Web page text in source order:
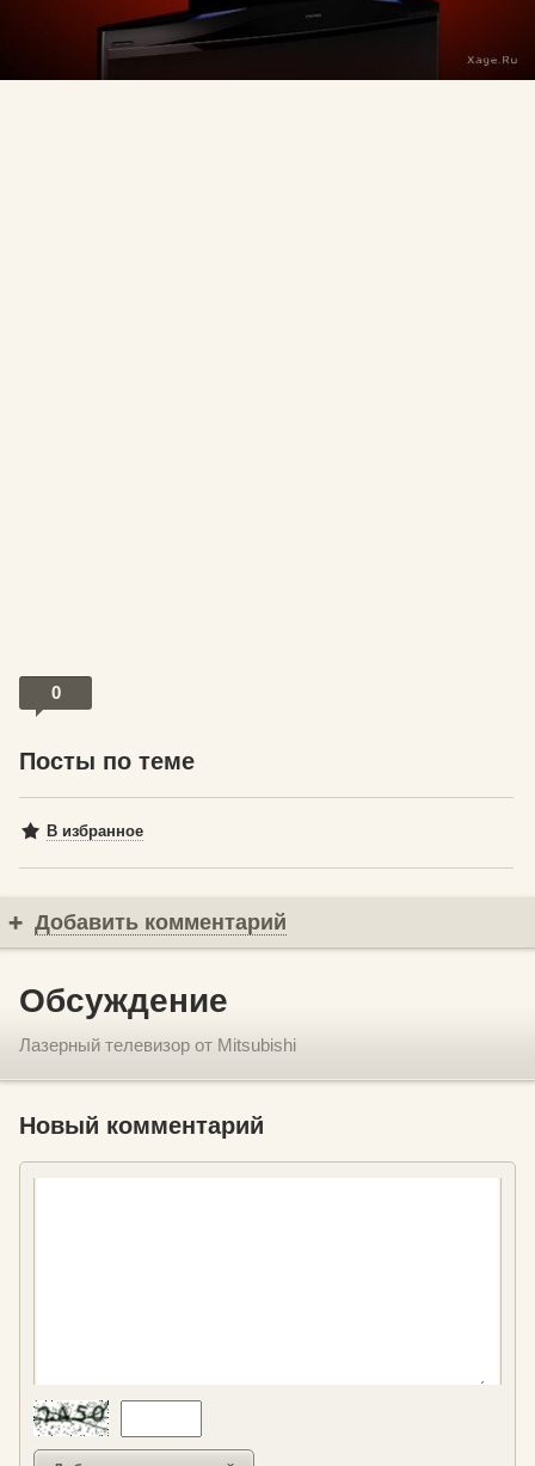
0
Посты по теме
В избранное
Добавить комментарий
Обсуждение
Лазерный телевизор от Mitsubishi
Новый комментарий